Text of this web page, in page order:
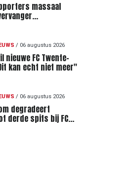
massaal
Lemkin tegen FC
/ 06 augustus 2026
nieuwe FC Twente-
kan echt niet meer"
/ 06 augustus 2026
degradeert
derde spits bij FC